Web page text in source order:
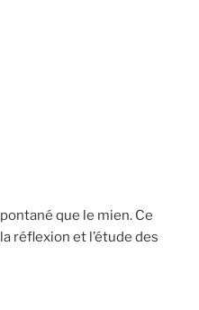
que le mien. Ce
réflexion et l’étude des